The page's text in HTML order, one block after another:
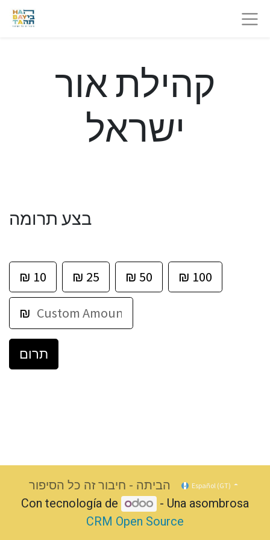
קהילת אור
ישראל
בצע תרומה
₪ 10 ₪ 25 ₪ 50 ₪ 100
₪
תרום
הביתה - חיבור זה כל הסיפור Español (GT)
Con tecnología de
- Una asombrosa
CRM Open Source